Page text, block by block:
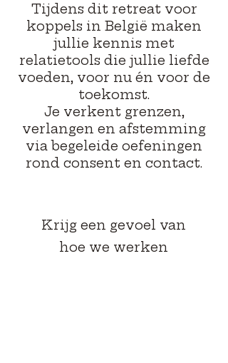
Tijdens dit retreat voor
koppels in België maken
jullie kennis met
relatietools die jullie liefde
voeden, voor nu én voor de
toekomst.
​Je verkent grenzen,
verlangen en afstemming
via begeleide oefeningen
rond consent en contact.
Krijg een gevoel van
hoe we werken